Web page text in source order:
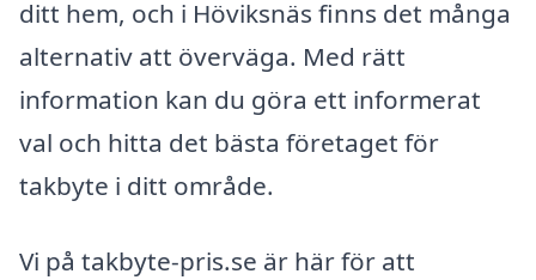
ditt hem, och i Höviksnäs finns det många
alternativ att överväga. Med rätt
information kan du göra ett informerat
val och hitta det bästa företaget för
takbyte i ditt område.
Vi på takbyte-pris.se är här för att